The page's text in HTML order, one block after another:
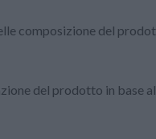
composizione del
del prodotto in base